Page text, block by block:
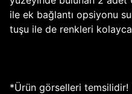
ile ek bağlantı opsiyonu
tuşu ile de renkleri
*Ürün görselleri temsilidir!